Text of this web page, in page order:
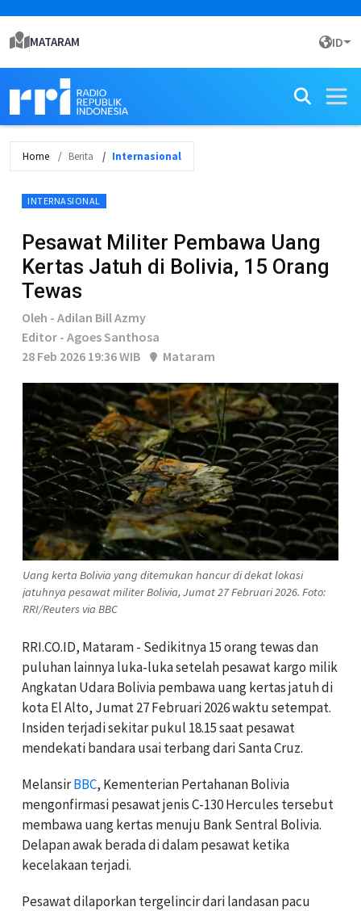
MATARAM ID
Home Berita Internasional
INTERNASIONAL
Pesawat Militer Pembawa Uang
Kertas Jatuh di Bolivia, 15 Orang
Tewas
Oleh - Adilan Bill Azmy
Editor - Agoes Santhosa
28 Feb 2026 19:36 WIB
Mataram
Uang kerta Bolivia yang ditemukan hancur di dekat lokasi
jatuhnya pesawat militer Bolivia, Jumat 27 Februari 2026. Foto:
RRI/Reuters via BBC
RRI.CO.ID, Mataram - Sedikitnya 15 orang tewas dan
puluhan lainnya luka-luka setelah pesawat kargo milik
Angkatan Udara Bolivia pembawa uang kertas jatuh di
kota El Alto, Jumat 27 Februari 2026 waktu setempat.
Insiden terjadi sekitar pukul 18.15 saat pesawat
mendekati bandara usai terbang dari Santa Cruz.
MelansirBBC, Kementerian Pertahanan Bolivia
mengonfirmasi pesawat jenis C-130 Hercules tersebut
membawa uang kertas menuju Bank Sentral Bolivia.
Delapan awak berada di dalam pesawat ketika
kecelakaan terjadi.
Pesawat dilaporkan tergelincir dari landasan pacu